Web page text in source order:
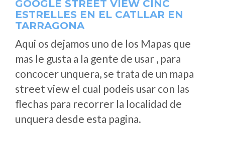
GOOGLE STREET VIEW CINC
ESTRELLES EN EL CATLLAR EN
TARRAGONA
Aqui os dejamos uno de los Mapas que
mas le gusta a la gente de usar , para
concocer unquera, se trata de un mapa
street view el cual podeis usar con las
flechas para recorrer la localidad de
unquera desde esta pagina.